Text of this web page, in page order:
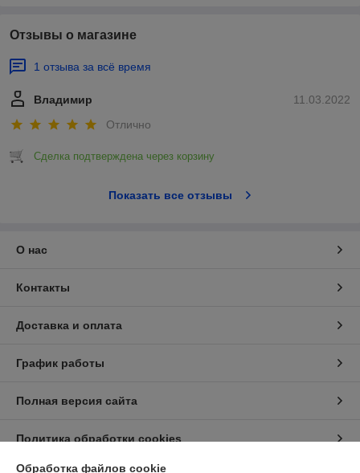
Отзывы о магазине
1 отзыва за всё время
11.03.2022
Владимир
Отлично
Сделка подтверждена через корзину
Показать все отзывы
О нас
Контакты
Доставка и оплата
График работы
Полная версия сайта
Политика обработки cookies
Обработка файлов cookie